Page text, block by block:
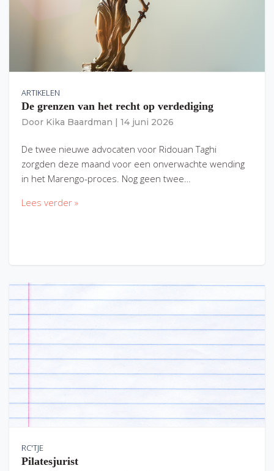
ARTIKELEN
De grenzen van het recht op verdediging
Door Kika Baardman 14 juni 2026
De twee nieuwe advocaten voor Ridouan Taghi
zorgden deze maand voor een onverwachte wending
in het Marengo-proces. Nog geen twee…
Lees verder »
RC'TJE
Pilatesjurist